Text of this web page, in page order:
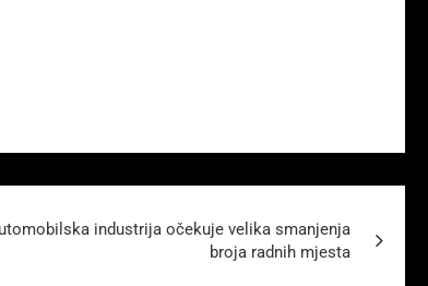
industrija očekuje velika smanjenja
broja radnih mjesta